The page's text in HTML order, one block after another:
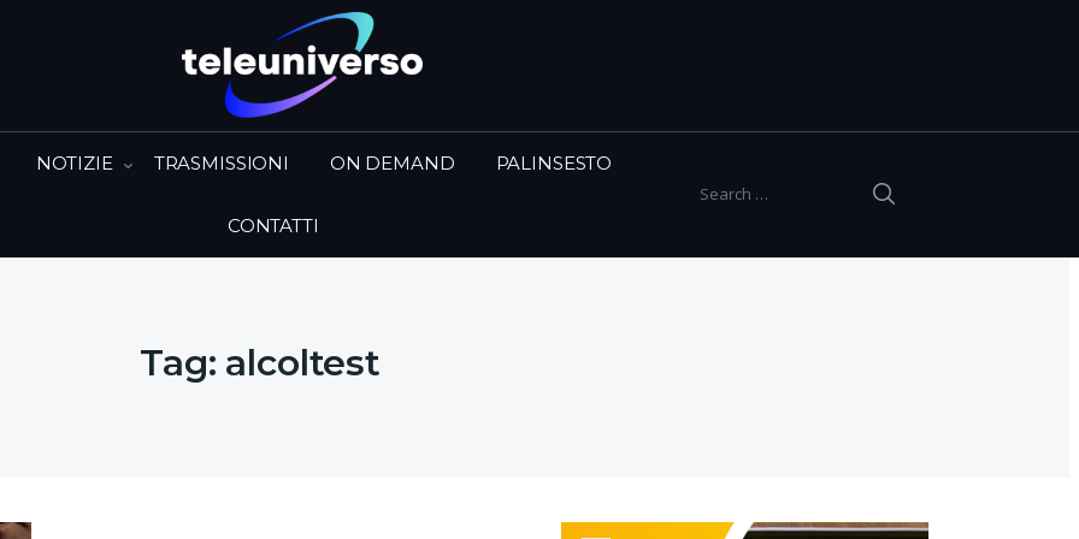
Search for:
NOTIZIE TRASMISSIONI ON DEMAND PALINSESTO
CONTATTI
Tag: alcoltest